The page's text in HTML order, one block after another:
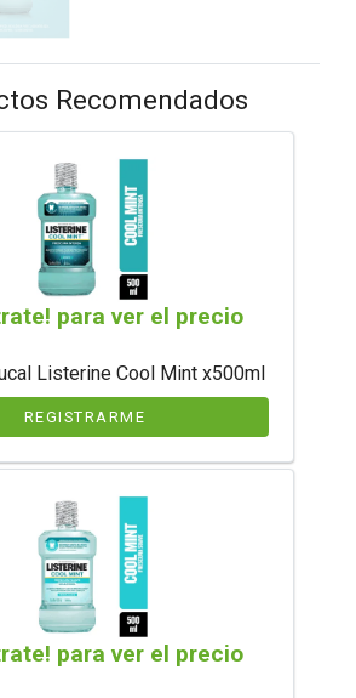
Recomendados
para ver el precio
Listerine Cool Mint x500ml
REGISTRARME
para ver el precio